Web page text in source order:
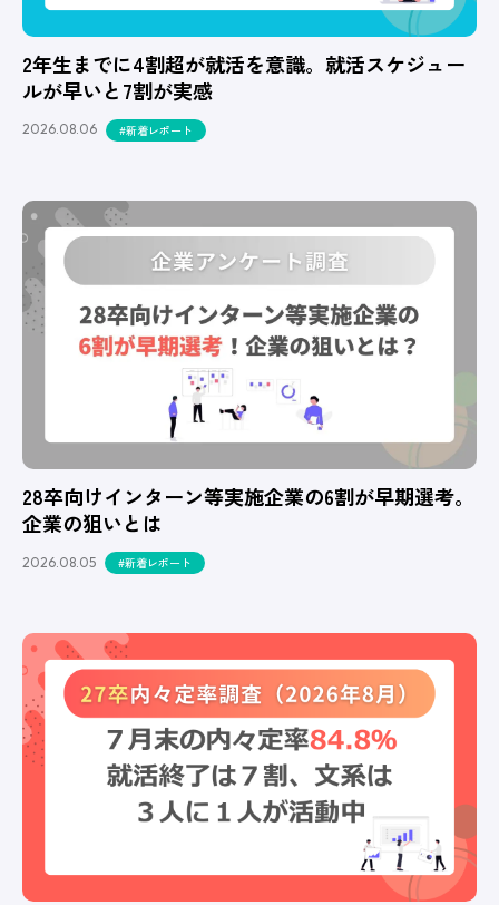
2年生までに4割超が就活を意識。就活スケジュー
ルが早いと7割が実感
2026.08.06 #新着レポート
28卒向けインターン等実施企業の6割が早期選考。
企業の狙いとは
2026.08.05 #新着レポート